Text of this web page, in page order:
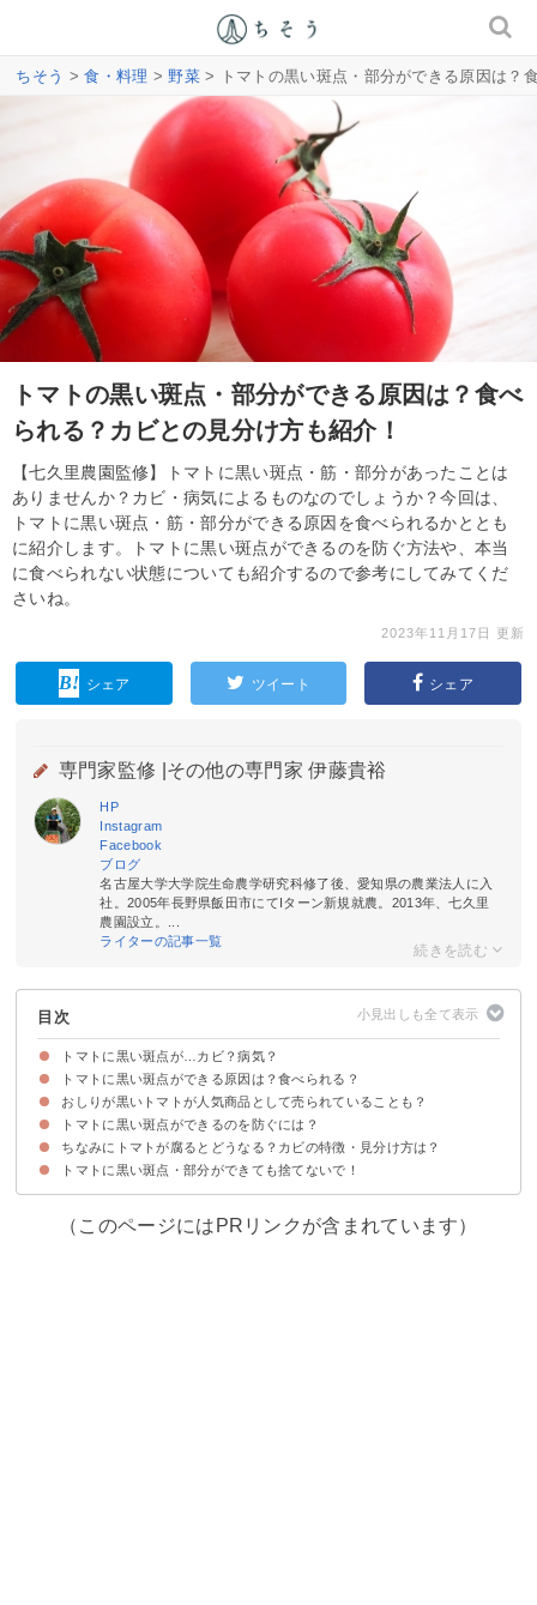
ちそう >食・料理 >野菜> トマトの黒い斑点・部分ができる原因は？
トマトの黒い斑点・部分ができる原因は？食べ
られる？カビとの見分け方も紹介！
【七久里農園監修】トマトに黒い斑点・筋・部分があったことは
ありませんか？カビ・病気によるものなのでしょうか？今回は、
トマトに黒い斑点・筋・部分ができる原因を食べられるかととも
に紹介します。トマトに黒い斑点ができるのを防ぐ方法や、本当
に食べられない状態についても紹介するので参考にしてみてくだ
さいね。
2023年11月17日 更新
シェア ツイート シェア
専門家監修 | その他の専門家 伊藤貴裕
HP
Instagram
Facebook
ブログ
名古屋大学大学院生命農学研究科修了後、愛知県の農業法人に入
社。2005年長野県飯田市にてIターン新規就農。2013年、七久里
農園設立。...
ライターの記事一覧
目次
トマトに黒い斑点が…カビ？病気？
トマトに黒い斑点ができる原因は？食べられる？
①トマトの表面に黒い斑点がある場合
②トマトの表面に黒い筋がある場合
③トマトの実の種周辺が黒い場合
④トマトの中心・おしりが黒い場合
おしりが黒いトマトが人気商品として売られていることも？
「闇落ちトマト」として曽我農園で販売されている
トマトに黒い斑点ができるのを防ぐには？
トマト栽培する時の虫対策を行おう
ちなみにトマトが腐るとどうなる？カビの特徴・見分け方は？
トマトに黒い斑点・部分ができても捨てないで！
（このページにはPRリンクが含まれています）